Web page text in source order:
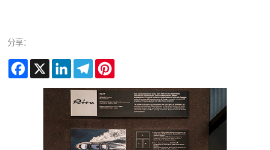
分享：
Facebook
X LinkedInTelegram